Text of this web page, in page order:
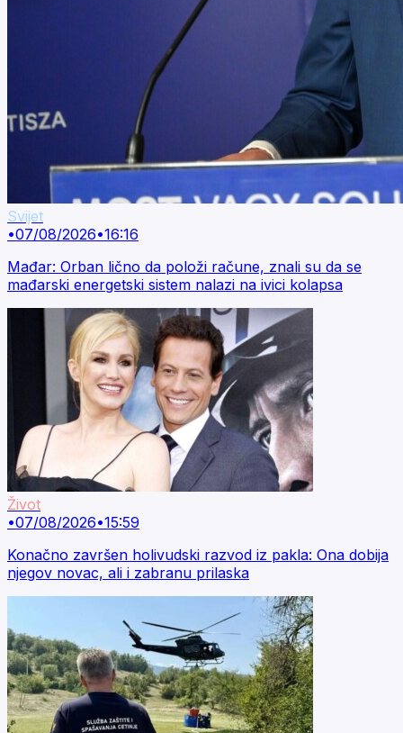
Svijet
•07/08/2026•16:16
Mađar: Orban lično da položi račune, znali su da se
mađarski energetski sistem nalazi na ivici kolapsa
Život
•07/08/2026•15:59
Konačno završen holivudski razvod iz pakla: Ona dobija
njegov novac, ali i zabranu prilaska